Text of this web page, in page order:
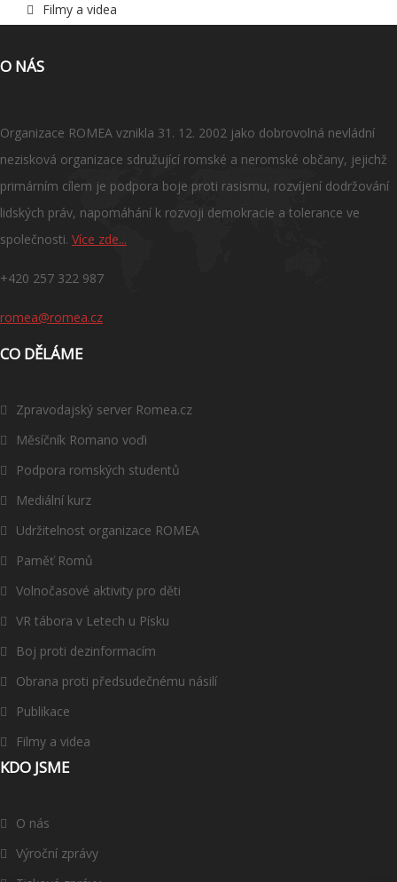
Filmy a videa
O NÁS
Organizace ROMEA vznikla 31. 12. 2002 jako dobrovolná nevládní
nezisková organizace sdružující romské a neromské občany, jejichž
primárním cílem je podpora boje proti rasismu, rozvíjení dodržování
lidských práv, napomáhání k rozvoji demokracie a tolerance ve
společnosti. Více zde...
+420 257 322 987
romea@romea.cz
CO DĚLÁME
Zpravodajský server Romea.cz
Měsíčník Romano voďi
Podpora romských studentů
Mediální kurz
Udržitelnost organizace ROMEA
Paměť Romů
Volnočasové aktivity pro děti
VR tábora v Letech u Písku
Boj proti dezinformacím
Obrana proti předsudečnému násilí
Publikace
Filmy a videa
KDO JSME
O nás
Výroční zprávy